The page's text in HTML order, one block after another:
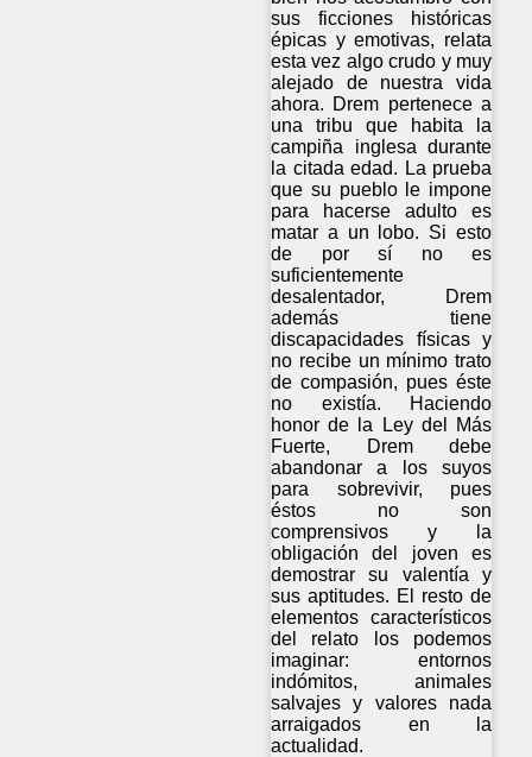
sus ficciones históricas
épicas y emotivas, relata
esta vez algo crudo y muy
alejado de nuestra vida
ahora. Drem pertenece a
una tribu que habita la
campiña inglesa durante
la citada edad. La prueba
que su pueblo le impone
para hacerse adulto es
matar a un lobo. Si esto
de por sí no es
suficientemente
desalentador, Drem
además tiene
discapacidades físicas y
no recibe un mínimo trato
de compasión, pues éste
no existía. Haciendo
honor de la Ley del Más
Fuerte, Drem debe
abandonar a los suyos
para sobrevivir, pues
éstos no son
comprensivos y la
obligación del joven es
demostrar su valentía y
sus aptitudes. El resto de
elementos característicos
del relato los podemos
imaginar: entornos
indómitos, animales
salvajes y valores nada
arraigados en la
actualidad.